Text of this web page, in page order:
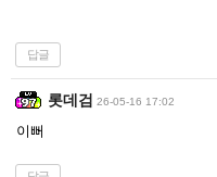
답글
롯데검 26-05-16 17:02
이뻐